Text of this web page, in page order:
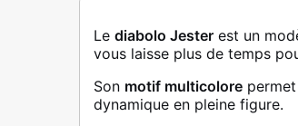
Le diabolo Jester est un
vous laisse plus de temps
Son motif multicolore
dynamique en pleine figure.